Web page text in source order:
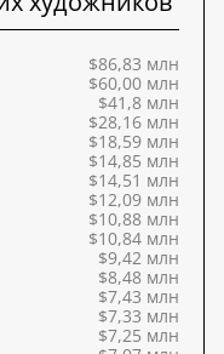
$86,83 млн
$60,00 млн
$41,8 млн
$28,16 млн
$18,59 млн
$14,85 млн
$14,51 млн
$12,09 млн
$10,88 млн
$10,84 млн
$9,42 млн
$8,48 млн
$7,43 млн
$7,33 млн
$7,25 млн